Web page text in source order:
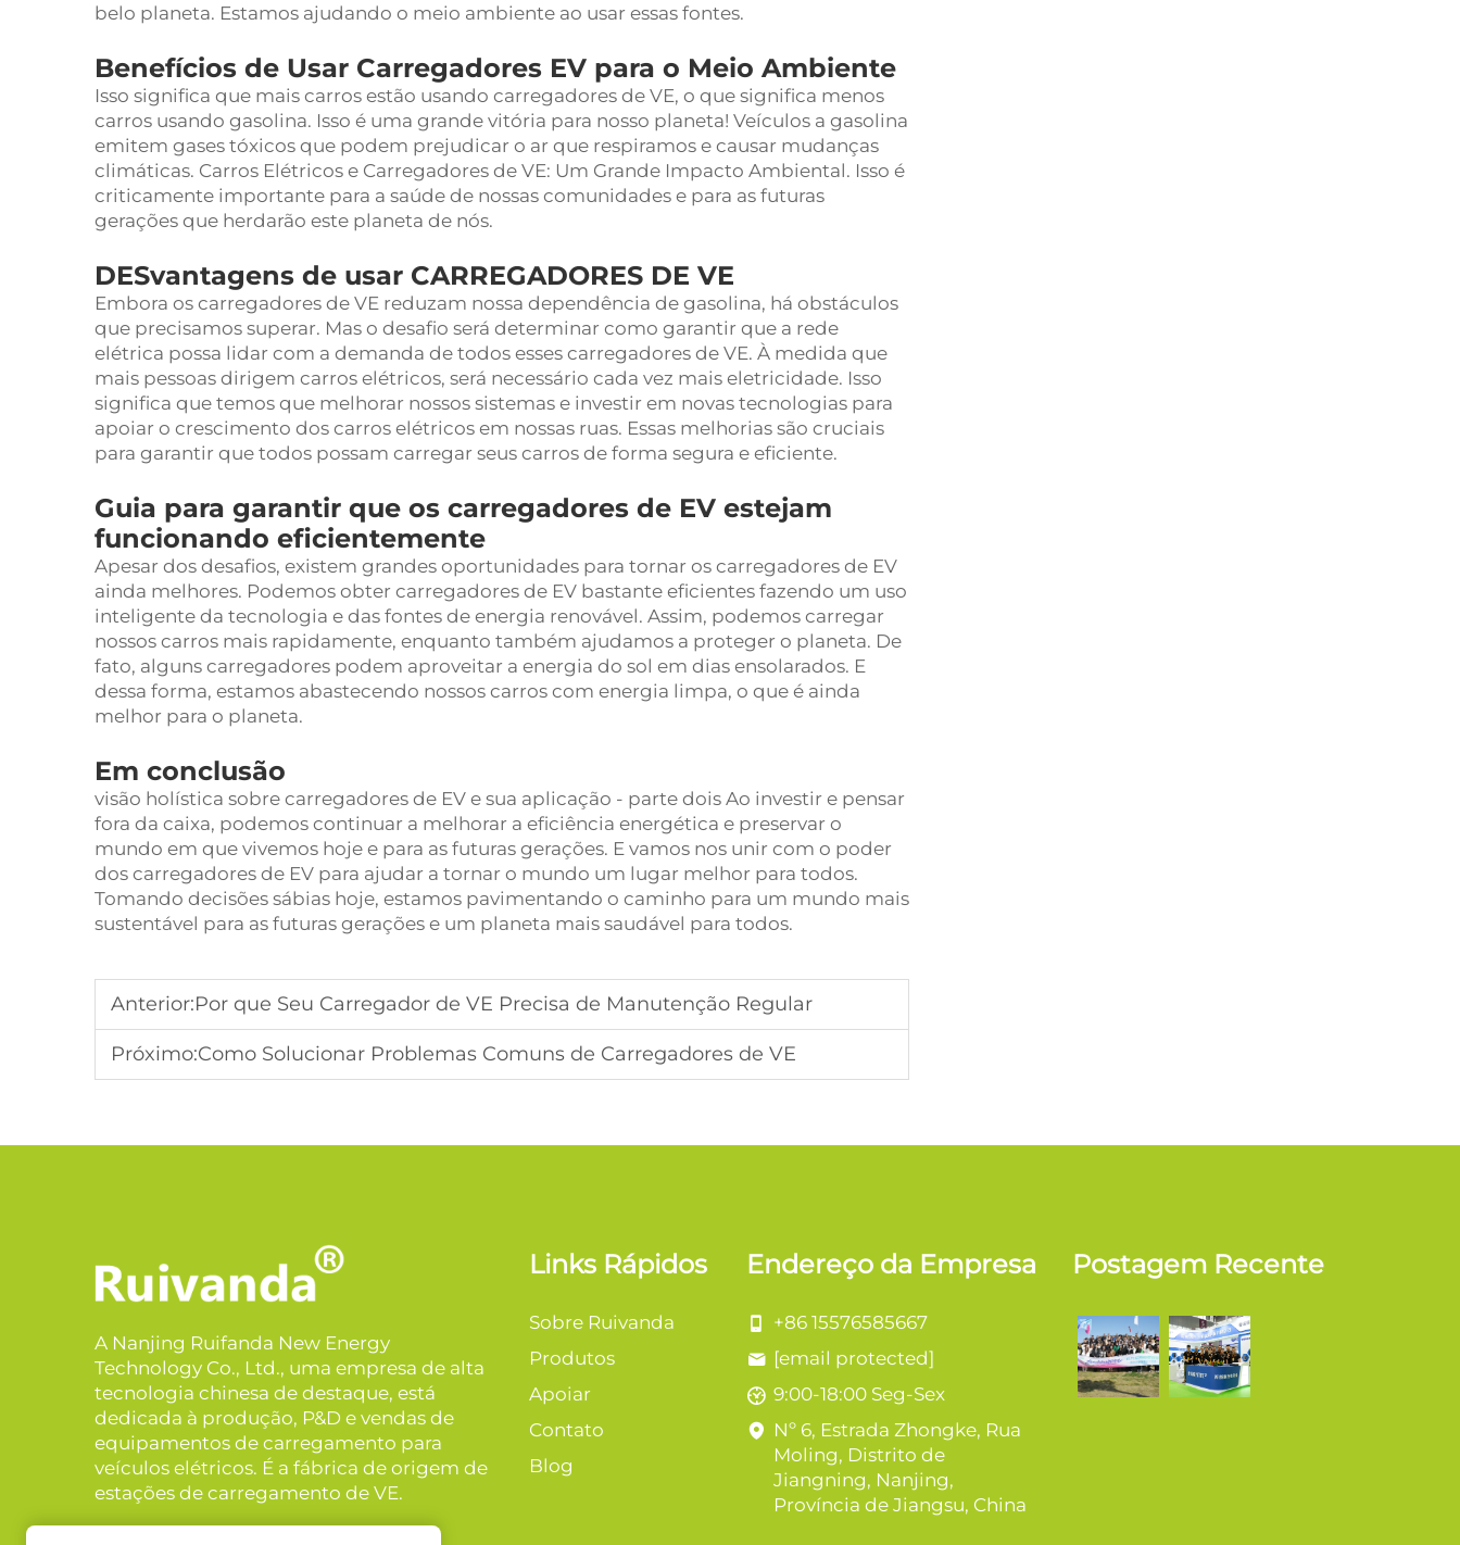
belo planeta. Estamos ajudando o meio ambiente ao usar essas fontes.
Benefícios de Usar Carregadores EV para o Meio Ambiente
Isso significa que mais carros estão usando carregadores de VE, o que significa menos
carros usando gasolina. Isso é uma grande vitória para nosso planeta! Veículos a gasolina
emitem gases tóxicos que podem prejudicar o ar que respiramos e causar mudanças
climáticas. Carros Elétricos e Carregadores de VE: Um Grande Impacto Ambiental. Isso é
criticamente importante para a saúde de nossas comunidades e para as futuras
gerações que herdarão este planeta de nós.
DESvantagens de usar CARREGADORES DE VE
Embora os carregadores de VE reduzam nossa dependência de gasolina, há obstáculos
que precisamos superar. Mas o desafio será determinar como garantir que a rede
elétrica possa lidar com a demanda de todos esses carregadores de VE. À medida que
mais pessoas dirigem carros elétricos, será necessário cada vez mais eletricidade. Isso
significa que temos que melhorar nossos sistemas e investir em novas tecnologias para
apoiar o crescimento dos carros elétricos em nossas ruas. Essas melhorias são cruciais
para garantir que todos possam carregar seus carros de forma segura e eficiente.
Guia para garantir que os carregadores de EV estejam
funcionando eficientemente
Apesar dos desafios, existem grandes oportunidades para tornar os carregadores de EV
ainda melhores. Podemos obter carregadores de EV bastante eficientes fazendo um uso
inteligente da tecnologia e das fontes de energia renovável. Assim, podemos carregar
nossos carros mais rapidamente, enquanto também ajudamos a proteger o planeta. De
fato, alguns carregadores podem aproveitar a energia do sol em dias ensolarados. E
dessa forma, estamos abastecendo nossos carros com energia limpa, o que é ainda
melhor para o planeta.
Em conclusão
visão holística sobre carregadores de EV e sua aplicação - parte dois Ao investir e pensar
fora da caixa, podemos continuar a melhorar a eficiência energética e preservar o
mundo em que vivemos hoje e para as futuras gerações. E vamos nos unir com o poder
dos carregadores de EV para ajudar a tornar o mundo um lugar melhor para todos.
Tomando decisões sábias hoje, estamos pavimentando o caminho para um mundo mais
sustentável para as futuras gerações e um planeta mais saudável para todos.
Anterior:Por que Seu Carregador de VE Precisa de Manutenção Regular
Próximo:Como Solucionar Problemas Comuns de Carregadores de VE
A Nanjing Ruifanda New Energy
Technology Co., Ltd., uma empresa de alta
tecnologia chinesa de destaque, está
dedicada à produção, P&D e vendas de
equipamentos de carregamento para
veículos elétricos. É a fábrica de origem de
estações de carregamento de VE.
Links Rápidos
Sobre Ruivanda
Produtos
Apoiar
Contato
Blog
Endereço da Empresa
+86 15576585667
[email protected]
9:00-18:00 Seg-Sex
Nº 6, Estrada Zhongke, Rua
Moling, Distrito de
Jiangning, Nanjing,
Província de Jiangsu, China
Postagem Recente